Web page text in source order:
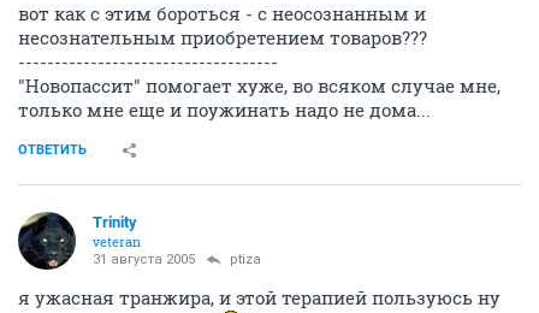
вот как с этим бороться - с неосознанным и
несознательным приобретением товаров???
------------------------------------
"Новопассит" помогает хуже, во всяком случае мне,
только мне еще и поужинать надо не дома...
ОТВЕТИТЬ
Trinity
veteran
31 августа 2005 ptiza
я ужасная транжира, и этой терапией пользуюсь ну